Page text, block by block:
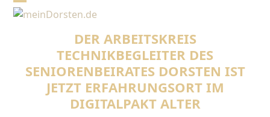
SkipOpen
Close
DER ARBEITSKREIS
TECHNIKBEGLEITER DES
SENIORENBEIRATES DORSTEN IST
JETZT ERFAHRUNGSORT IM
DIGITALPAKT ALTER